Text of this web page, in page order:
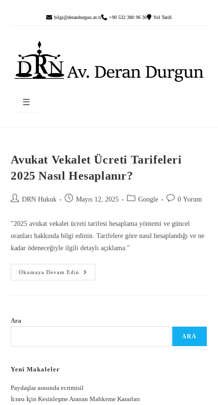
bilgi@derandurgun.av.tr +90 532 380 96 30 Yol Tarifi
☰
Avukat Vekalet Ücreti Tarifeleri
2025 Nasıl Hesaplanır?
DRN Hukuk Mayıs 12, 2025 Google 0 Yorum
"2025 avukat vekalet ücreti tarifesi hesaplama yöntemi ve güncel
oranları hakkında bilgi edinin. Tarifelere göre nasıl hesaplandığı ve ne
kadar ödeneceğiyle ilgili detaylı açıklama."
Okumaya Devam Edin
Ara
ARA
Yeni Makaleler
Paydaşlar arasında ecrimisil
İcrası İçin Kesinleşme Aranan Mahkeme Kararları